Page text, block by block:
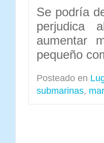
Se podría
perjudica
aumentar
pequeño
Posteado en
submarinas, mar